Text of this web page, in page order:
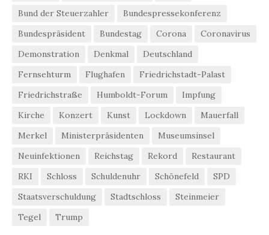
Bund der Steuerzahler
Bundespressekonferenz
Bundespräsident
Bundestag Corona
Coronavirus
Demonstration
Denkmal
Deutschland
Fernsehturm
Flughafen
Friedrichstadt-Palast
Friedrichstraße
Humboldt-Forum
Impfung
Kirche
Konzert Kunst Lockdown
Mauerfall
Merkel
Ministerpräsidenten
Museumsinsel
Neuinfektionen
Reichstag Rekord
Restaurant
RKI
Schloss Schuldenuhr Schönefeld
SPD
Staatsverschuldung
Stadtschloss
Steinmeier
Tegel
Trump